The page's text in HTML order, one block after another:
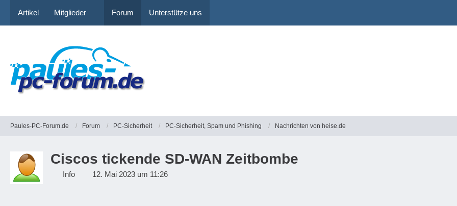
Artikel Mitglieder Forum Unterstütze uns
Paules-PC-Forum.de Forum PC-Sicherheit PC-Sicherheit, Spam und Phishing Nachrichten von heise.de
Ciscos tickende SD-WAN Zeitbombe
Info 12. Mai 2023 um 11:26